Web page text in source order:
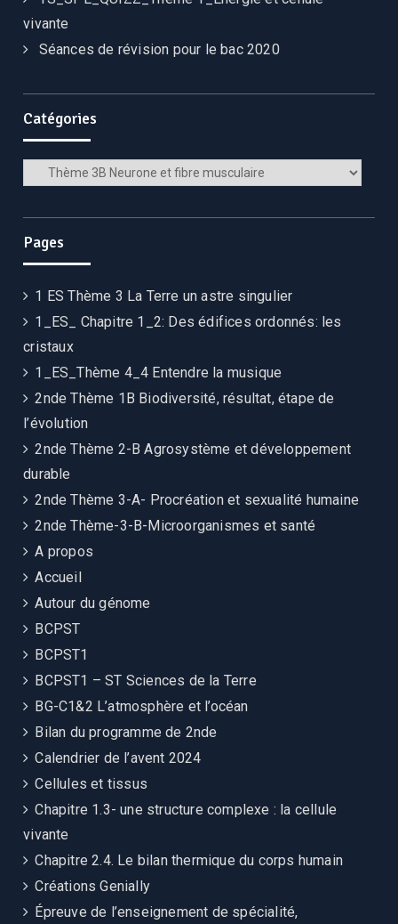
vivante
Séances de révision pour le bac 2020
Catégories
Catégories
Pages
1 ES Thème 3 La Terre un astre singulier
1_ES_ Chapitre 1_2: Des édifices ordonnés: les
cristaux
1_ES_Thème 4_4 Entendre la musique
2nde Thème 1B Biodiversité, résultat, étape de
l’évolution
2nde Thème 2-B Agrosystème et développement
durable
2nde Thème 3-A- Procréation et sexualité humaine
2nde Thème-3-B-Microorganismes et santé
A propos
Accueil
Autour du génome
BCPST
BCPST1
BCPST1 – ST Sciences de la Terre
BG-C1&2 L’atmosphère et l’océan
Bilan du programme de 2nde
Calendrier de l’avent 2024
Cellules et tissus
Chapitre 1.3- une structure complexe : la cellule
vivante
Chapitre 2.4. Le bilan thermique du corps humain
Créations Genially
Épreuve de l’enseignement de spécialité,